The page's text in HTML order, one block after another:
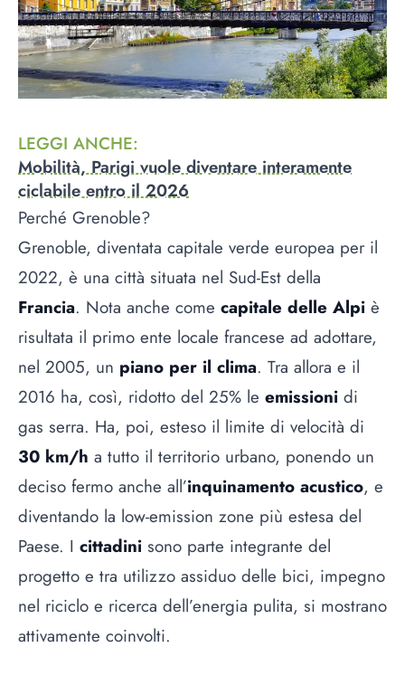
LEGGI ANCHE:
Mobilità, Parigi vuole diventare interamente
ciclabile entro il 2026
Perché Grenoble?
Grenoble, diventata capitale verde europea per il
2022, è una città situata nel Sud-Est della
Francia. Nota anche come capitale delle Alpi è
risultata il primo ente locale francese ad adottare,
nel 2005, un piano per il clima. Tra allora e il
2016 ha, così, ridotto del 25% le emissioni di
gas serra. Ha, poi, esteso il limite di velocità di
30 km/h a tutto il territorio urbano, ponendo un
deciso fermo anche all’inquinamento acustico, e
diventando la low-emission zone più estesa del
Paese. I cittadini sono parte integrante del
progetto e tra utilizzo assiduo delle bici, impegno
nel riciclo e ricerca dell’energia pulita, si mostrano
attivamente coinvolti.